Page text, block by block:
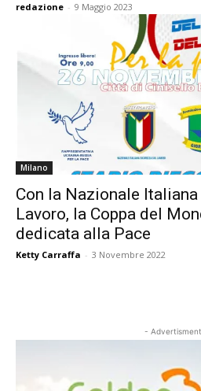
redazione - 9 Maggio 2023
Milano
Con la Nazionale
Lavoro, la Coppa del
dedicata alla Pace
Ketty Carraffa - 3 Novembre 2022
-